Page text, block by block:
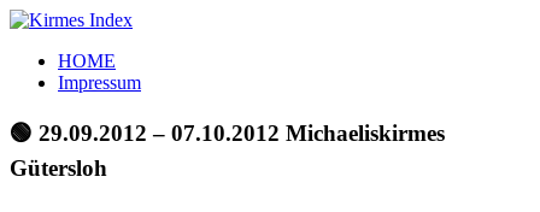
Zum
springen
Kirmes
Index
Tourpläne
der
letzten
Jahre
HOME
Impressum
🟢 29.09.2012 – 07.10.2012 Michaeliskirmes
Gütersloh